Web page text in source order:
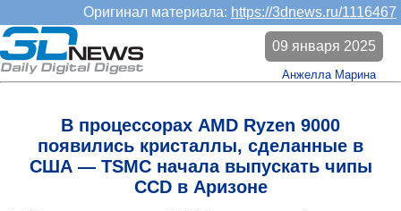
Оригинал материала: https://3dnews.ru/1116467
В процессорах AMD Ryzen 9000
появились кристаллы, сделанные в
США — TSMC начала выпускать чипы
CCD в Аризоне
09 января 2025
Анжелла Марина